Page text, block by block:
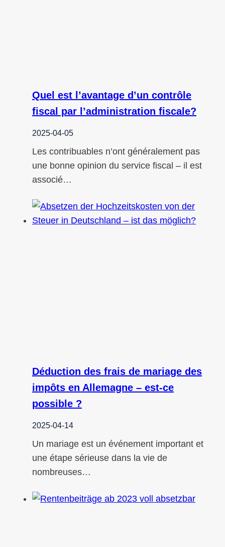
Quel est l’avantage d’un contrôle
fiscal par l’administration fiscale?
2025-04-05
Les contribuables n’ont généralement pas
une bonne opinion du service fiscal – il est
associé…
Déduction des frais de mariage des
impôts en Allemagne – est-ce
possible ?
2025-04-14
Un mariage est un événement important et
une étape sérieuse dans la vie de
nombreuses…